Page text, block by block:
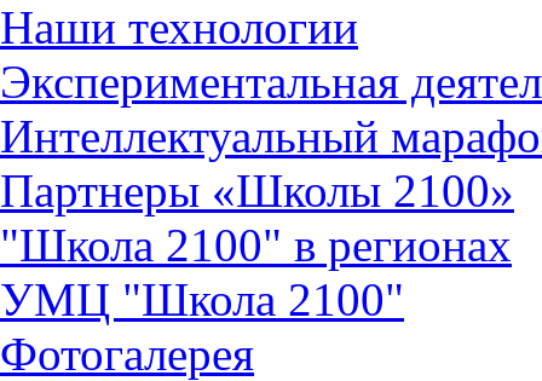
Наши технологии
Экспериментальная
Интеллектуальный
Партнеры «Школы 2100»
"Школа 2100" в регионах
УМЦ "Школа 2100"
Фотогалерея